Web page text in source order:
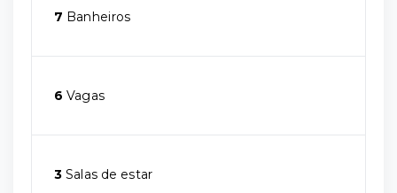
7 Banheiros
6 Vagas
3 Salas de estar